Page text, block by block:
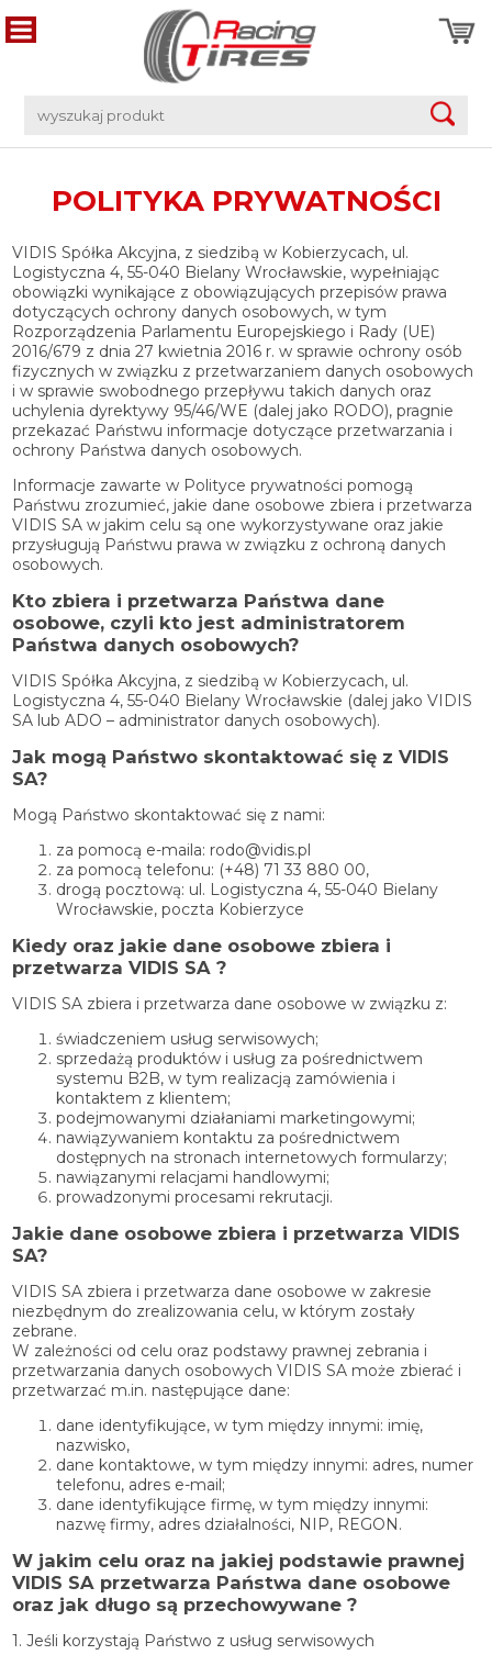
POLITYKA PRYWATNOŚCI
VIDIS Spółka Akcyjna, z siedzibą w Kobierzycach, ul.
Logistyczna 4, 55-040 Bielany Wrocławskie, wypełniając
obowiązki wynikające z obowiązujących przepisów prawa
dotyczących ochrony danych osobowych, w tym
Rozporządzenia Parlamentu Europejskiego i Rady (UE)
2016/679 z dnia 27 kwietnia 2016 r. w sprawie ochrony osób
fizycznych w związku z przetwarzaniem danych osobowych
i w sprawie swobodnego przepływu takich danych oraz
uchylenia dyrektywy 95/46/WE (dalej jako RODO), pragnie
przekazać Państwu informacje dotyczące przetwarzania i
ochrony Państwa danych osobowych.
Informacje zawarte w Polityce prywatności pomogą
Państwu zrozumieć, jakie dane osobowe zbiera i przetwarza
VIDIS SA w jakim celu są one wykorzystywane oraz jakie
przysługują Państwu prawa w związku z ochroną danych
osobowych.
Kto zbiera i przetwarza Państwa dane
osobowe, czyli kto jest administratorem
Państwa danych osobowych?
VIDIS Spółka Akcyjna, z siedzibą w Kobierzycach, ul.
Logistyczna 4, 55-040 Bielany Wrocławskie (dalej jako VIDIS
SA lub ADO – administrator danych osobowych).
Jak mogą Państwo skontaktować się z VIDIS
SA?
Mogą Państwo skontaktować się z nami:
za pomocą e-maila: rodo@vidis.pl
za pomocą telefonu: (+48) 71 33 880 00,
drogą pocztową: ul. Logistyczna 4, 55-040 Bielany
Wrocławskie, poczta Kobierzyce
Kiedy oraz jakie dane osobowe zbiera i
przetwarza VIDIS SA ?
VIDIS SA zbiera i przetwarza dane osobowe w związku z:
świadczeniem usług serwisowych;
sprzedażą produktów i usług za pośrednictwem
systemu B2B, w tym realizacją zamówienia i
kontaktem z klientem;
podejmowanymi działaniami marketingowymi;
nawiązywaniem kontaktu za pośrednictwem
dostępnych na stronach internetowych formularzy;
nawiązanymi relacjami handlowymi;
prowadzonymi procesami rekrutacji.
Jakie dane osobowe zbiera i przetwarza VIDIS
SA?
VIDIS SA zbiera i przetwarza dane osobowe w zakresie
niezbędnym do zrealizowania celu, w którym zostały
zebrane.
W zależności od celu oraz podstawy prawnej zebrania i
przetwarzania danych osobowych VIDIS SA może zbierać i
przetwarzać m.in. następujące dane:
dane identyfikujące, w tym między innymi: imię,
nazwisko,
dane kontaktowe, w tym między innymi: adres, numer
telefonu, adres e-mail;
dane identyfikujące firmę, w tym między innymi:
nazwę firmy, adres działalności, NIP, REGON.
W jakim celu oraz na jakiej podstawie prawnej
VIDIS SA przetwarza Państwa dane osobowe
oraz jak długo są przechowywane ?
1. Jeśli korzystają Państwo z usług serwisowych